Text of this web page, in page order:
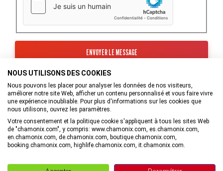
Les informations recueillies à partir de ce formulaire sont
transmises au service interne de l’Office de Tourisme de la
Vallée de Chamonix-Mont-Blanc qui va prendre en charge
votre demande.
En savoir plus sur la gestion de vos données et vos droits.
Recevez des bons plans personnalisés !
NOUS UTILISONS DES COOKIES
Nous pouvons les placer pour analyser les données de nos visiteurs,
améliorer notre site Web, afficher un contenu personnalisé et vous faire vivre
une expérience inoubliable. Pour plus d'informations sur les cookies que
nous utilisons, ouvrez les paramètres.
Votre consentement et la politique cookie s'appliquent à tous les sites Web
de "chamonix.com", y compris: www.chamonix.com, es.chamonix.com,
en.chamonix.com, de.chamonix.com, boutique.chamonix.com,
booking.chamonix.com, highlife.chamonix.com, it.chamonix.com.